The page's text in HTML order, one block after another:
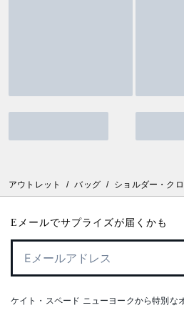
アウトレット / バッグ / ショルダー・ク
Eメールでサプライズが届くかも
ケイト・スペード ニューヨークから特別な